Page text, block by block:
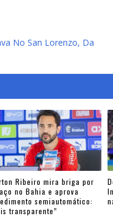
No San Lorenzo, Da
Ribeiro mira briga por
no Bahia e aprova
semiautomático:
transparente”